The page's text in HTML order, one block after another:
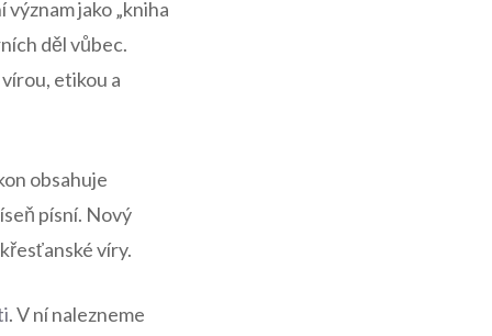
jako „kniha
děl vůbec.
etikou a
obsahuje
písní. Nový
víry.
. V ní nalezneme